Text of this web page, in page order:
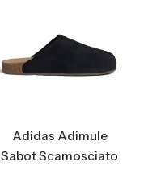
Adidas Adimule
Sabot Scamosciato